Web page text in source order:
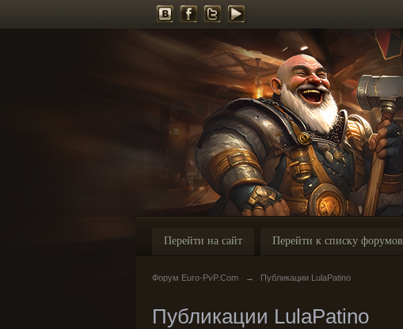
Перейти на сайт Перейти к списку форумов
Форум Euro-PvP.Com → Публикации LulaPatino
Публикации LulaPatino